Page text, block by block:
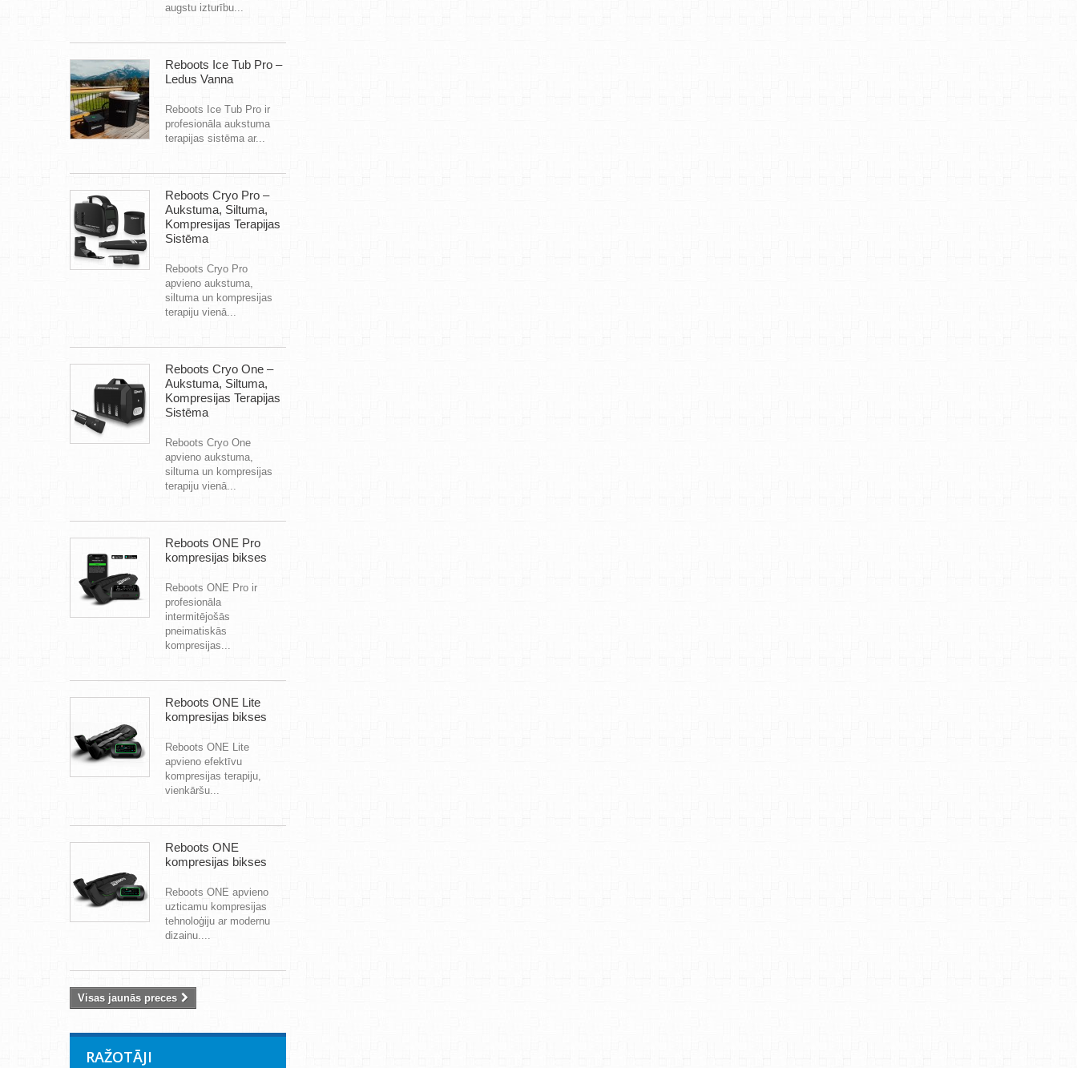
augstu izturību...
Reboots Ice Tub Pro –
Ledus Vanna
Reboots Ice Tub Pro ir
profesionāla aukstuma
terapijas sistēma ar...
Reboots Cryo Pro –
Aukstuma, Siltuma,
Kompresijas Terapijas
Sistēma
Reboots Cryo Pro
apvieno aukstuma,
siltuma un kompresijas
terapiju vienā...
Reboots Cryo One –
Aukstuma, Siltuma,
Kompresijas Terapijas
Sistēma
Reboots Cryo One
apvieno aukstuma,
siltuma un kompresijas
terapiju vienā...
Reboots ONE Pro
kompresijas bikses
Reboots ONE Pro ir
profesionāla
intermitējošās
pneimatiskās
kompresijas...
Reboots ONE Lite
kompresijas bikses
Reboots ONE Lite
apvieno efektīvu
kompresijas terapiju,
vienkāršu...
Reboots ONE
kompresijas bikses
Reboots ONE apvieno
uzticamu kompresijas
tehnoloģiju ar modernu
dizainu....
Visas jaunās preces
RAŽOTĀJI